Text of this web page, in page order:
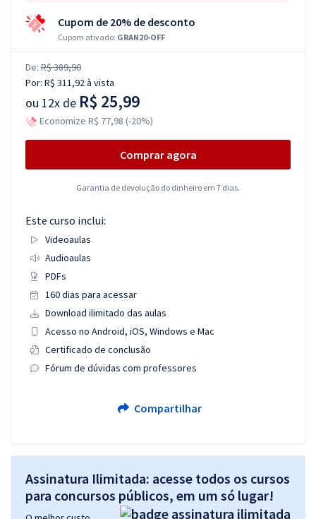
Cupom de 20% de desconto
Cupom ativado: GRAN20-OFF
De: R$ 389,90
Por: R$ 311,92à vista
ou 12x de R$ 25,99
Economize R$ 77,98 (-20%)
Comprar agora
Garantia de devolução do dinheiro em 7 dias.
Este curso inclui:
Videoaulas
Audioaulas
PDFs
160 dias para acessar
Download ilimitado das aulas
Acesso no Android, iOS, Windows e Mac
Certificado de conclusão
Fórum de dúvidas com professores
Compartilhar
Assinatura Ilimitada: acesse todos os cursos
para concursos públicos, em um só lugar!